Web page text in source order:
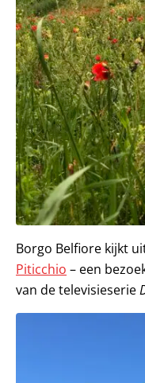
Borgo Belfiore kijkt
Piticchio – een
van de televisieserie